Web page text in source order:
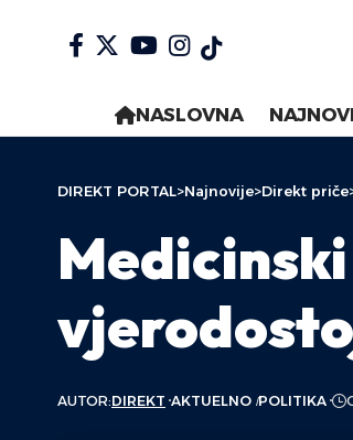
NASLOVNA
DIREKT PORTAL>Najnovije>Direkt priče
AUTOR:DIREKT AKTUELNO POLITIKA